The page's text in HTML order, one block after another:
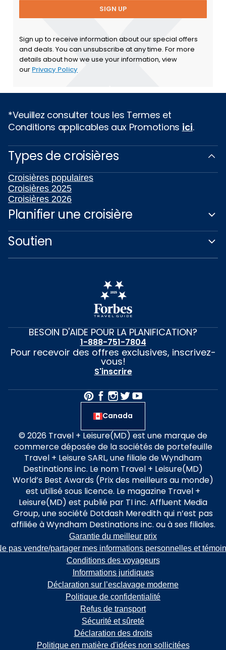
SIGN UP
Sign up to receive information about our special offers
and deals. You can unsubscribe at any time. For more
details about how we use your information, view
our Privacy Policy
*Veuillez consulter tous les Termes et
Conditions applicables aux Promotions ici.
Types de croisières
Croisières populaires
Croisières 2025
Croisières 2026
Planifier une croisière
Soutien
BESOIN D'AIDE POUR LA PLANIFICATION?
1-888-751-7804
Pour recevoir des offres exclusives, inscrivez-
vous!
S'inscrire
Canada
© 2026 Travel + Leisure(MD) est une marque de
commerce déposée de la sociétés de portefeuille
Travel + Leisure SARL, une filiale de Wyndham
Destinations inc. Le nom Travel + Leisure(MD)
World’s Best Awards (Prix des meilleurs au monde)
est utilisé sous licence. Le magazine Travel +
Leisure(MD) est publié par TI inc. Affluent Media
Group, une société Dotdash Meredith qui n’est pas
affiliée à Wyndham Destinations inc. ou à ses filiales.
Garantie du meilleur prix
pas vendre/partager mes informations personnelles et
Conditions des voyageurs
Informations juridiques
Déclaration sur l’esclavage moderne
Politique de confidentialité
Refus de transport
Sécurité et sûreté
Déclaration des droits
Politique en matière d'idées non sollicitées